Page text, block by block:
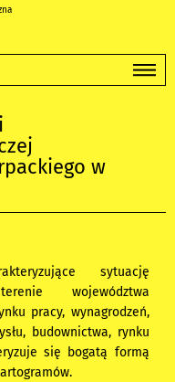
w
sytuację
województwa
pracy, wynagrodzeń,
budownictwa, rynku
się bogatą formą